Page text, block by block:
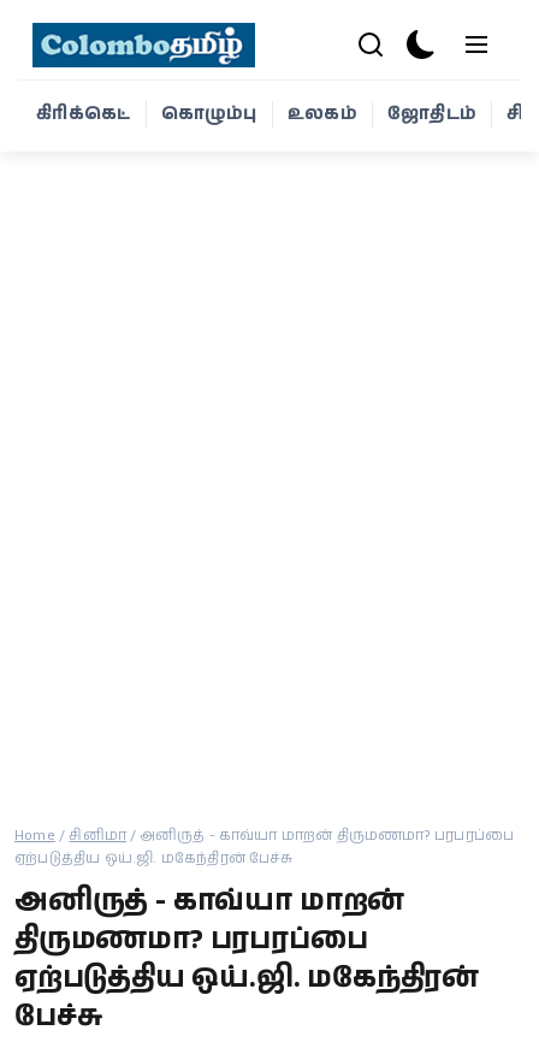
கிரிக்கெட் கொழும்பு உலகம் ஜோதிடம்
Home / சினிமா/ அனிருத் - காவ்யா மாறன் திருமணமா? பரபரப்பை
ஏற்படுத்திய ஒய்.ஜி. மகேந்திரன் பேச்சு
அனிருத் - காவ்யா மாறன்
திருமணமா? பரபரப்பை
ஏற்படுத்திய ஒய்.ஜி. மகேந்திரன்
பேச்சு